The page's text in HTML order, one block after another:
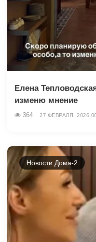
Елена
изменю мнение
364 27 ФЕВРАЛЯ, 2026
Новости Дома-2